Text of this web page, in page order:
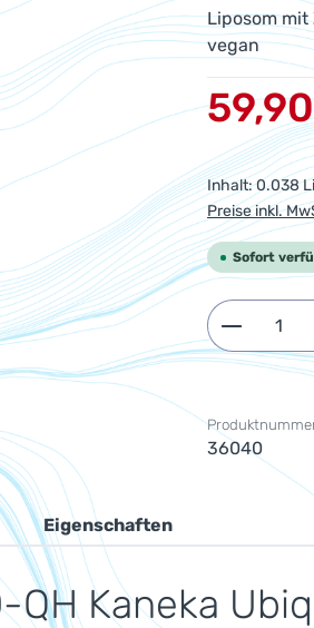
Liposom
vegan
Verkaufspreis:
Inhalt:0.038
Preise inkl.
Sofort
Produkt
36040
Eigenschaften
Kaneka